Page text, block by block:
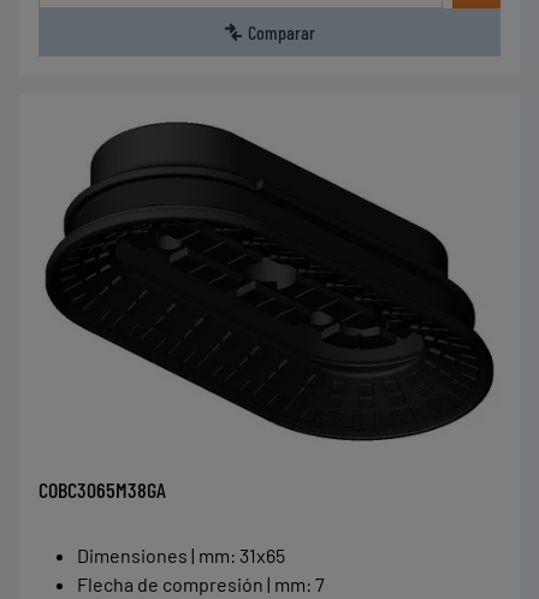
Comparar
COBC3065M38GA
Dimensiones | mm: 31x65
Flecha de compresión | mm: 7